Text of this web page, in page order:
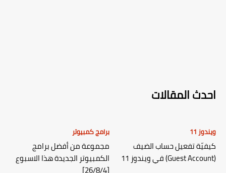
احدث المقالات
ويندوز 11
كيفيّة تفعيل حساب الضيف
(Guest Account) في ويندوز 11
برامج كمبيوتر
مجموعة من أفضل برامج
الكمبيوتر الجديدة هذا الاسبوع